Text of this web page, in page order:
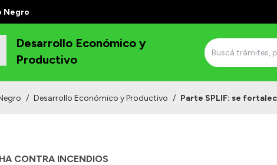
Negro
Desarrollo Económico y
Productivo
/ Desarrollo Económico y Productivo / Parte SPLIF: se
CONTRA INCENDIOS